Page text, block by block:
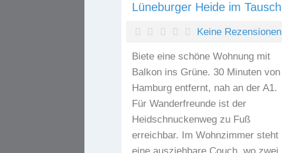
Lüneburger Heide im Tausch
Keine Rezensionen
Biete eine schöne Wohnung mit
Balkon ins Grüne. 30 Minuten von
Hamburg entfernt, nah an der A1.
Für Wanderfreunde ist der
Heidschnuckenweg zu Fuß
erreichbar. Im Wohnzimmer steht